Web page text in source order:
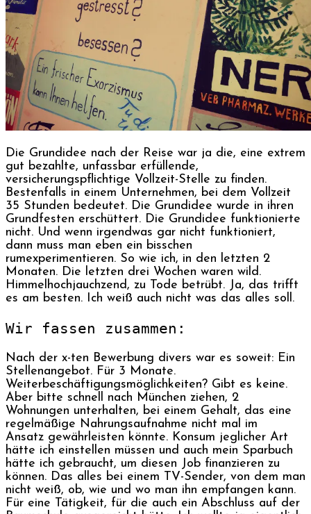
Die Grundidee nach der Reise war ja die, eine extrem
gut bezahlte, unfassbar erfüllende,
versicherungspflichtige Vollzeit-Stelle zu finden.
Bestenfalls in einem Unternehmen, bei dem Vollzeit
35 Stunden bedeutet. Die Grundidee wurde in ihren
Grundfesten erschüttert. Die Grundidee funktionierte
nicht. Und wenn irgendwas gar nicht funktioniert,
dann muss man eben ein bisschen
rumexperimentieren. So wie ich, in den letzten 2
Monaten. Die letzten drei Wochen waren wild.
Himmelhochjauchzend, zu Tode betrübt. Ja, das trifft
es am besten. Ich weiß auch nicht was das alles soll.
Wir fassen zusammen:
Nach der x-ten Bewerbung divers war es soweit: Ein
Stellenangebot. Für 3 Monate.
Weiterbeschäftigungsmöglichkeiten? Gibt es keine.
Aber bitte schnell nach München ziehen, 2
Wohnungen unterhalten, bei einem Gehalt, das eine
regelmäßige Nahrungsaufnahme nicht mal im
Ansatz gewährleisten könnte. Konsum jeglicher Art
hätte ich einstellen müssen und auch mein Sparbuch
hätte ich gebraucht, um diesen Job finanzieren zu
können. Das alles bei einem TV-Sender, von dem man
nicht weiß, ob, wie und wo man ihn empfangen kann.
Für eine Tätigkeit, für die auch ein Abschluss auf der